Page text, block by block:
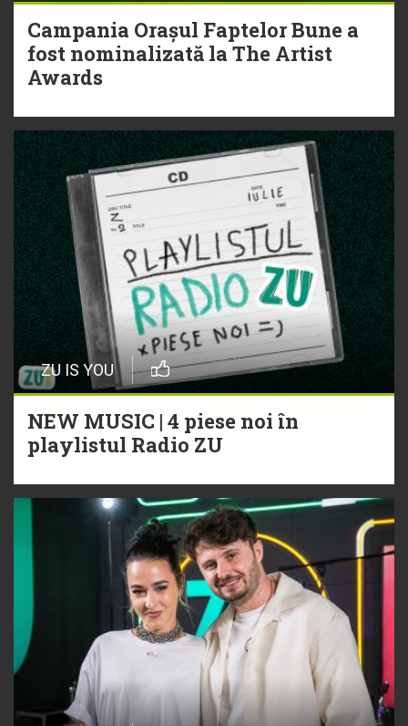
Campania Orașul Faptelor Bune a
fost nominalizată la The Artist
Awards
ZU IS YOU
NEW MUSIC | 4 piese noi în
playlistul Radio ZU